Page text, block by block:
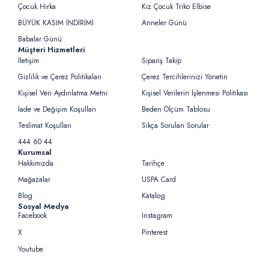
Çocuk Hırka
Kız Çocuk Triko Elbise
BÜYÜK KASIM İNDİRİMİ
Anneler Günü
Babalar Günü
Müşteri Hizmetleri
İletişim
Sipariş Takip
Gizlilik ve Çerez Politikaları
Çerez Tercihlerinizi Yönetin
Kişisel Veri Aydınlatma Metni
Kişisel Verilerin İşlenmesi Politikası
İade ve Değişim Koşulları
Beden Ölçüm Tablosu
Teslimat Koşulları
Sıkça Sorulan Sorular
444 60 44
Kurumsal
Hakkımızda
Tarihçe
Mağazalar
USPA Card
Blog
Katalog
Sosyal Medya
Facebook
Instagram
X
Pinterest
Youtube